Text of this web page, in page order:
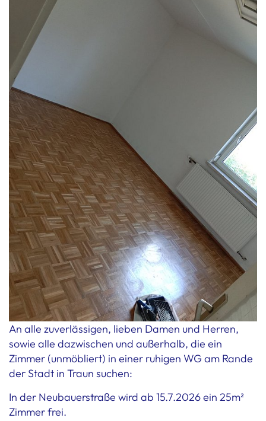
An alle zuverlässigen, lieben Damen und Herren,
sowie alle dazwischen und außerhalb, die ein
Zimmer (unmöbliert) in einer ruhigen WG am Rande
der Stadt in Traun suchen:
In der Neubauerstraße wird ab 15.7.2026 ein 25m²
Zimmer frei.